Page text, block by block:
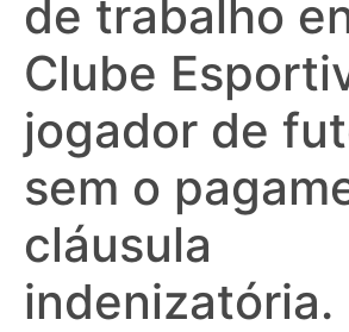
de trabalho
Clube
jogador de
sem o
cláusula
indenizatória.